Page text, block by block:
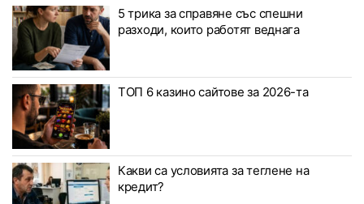
5 трика за справяне със спешни
разходи, които работят веднага
ТОП 6 казино сайтове за 2026-та
Какви са условията за теглене на
кредит?